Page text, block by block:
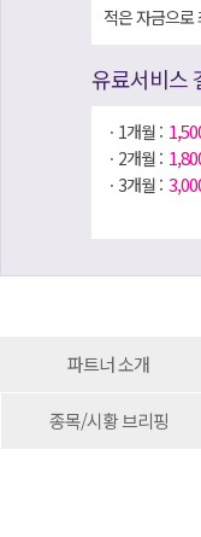
적은 자금으로
유료서비스
ㆍ1개월 :
ㆍ2개월 :
ㆍ3개월 :
파트너 소개
종목/시황 브리핑